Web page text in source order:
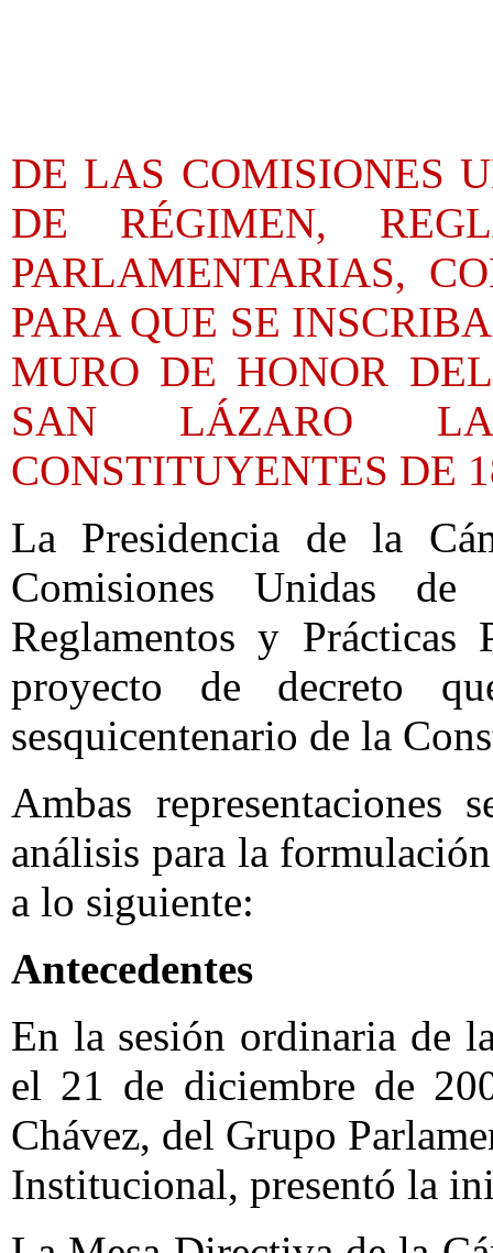
DE LAS COMISIONES
DE RÉGIMEN,
PARLAMENTARIAS,
PARA QUE SE
MURO DE HONOR
SAN LÁZARO
CONSTITUYENTES DE
La Presidencia de la
Comisiones Unidas
Reglamentos y Prácticas
proyecto de decreto
sesquicentenario de la
Ambas
análisis para la
a lo siguiente:
Antecedentes
En la sesión ordinaria de
el 21 de diciembre de
Chávez, del Grupo
Institucional, presentó la